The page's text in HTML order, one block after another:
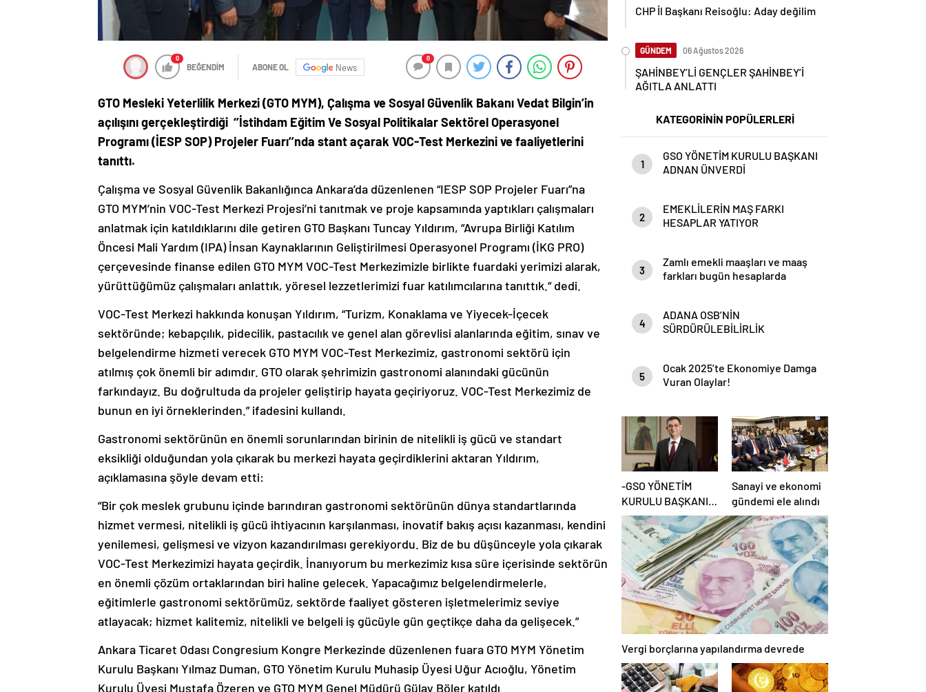
0
BEĞENDİM ABONE OL News
0
GTO Mesleki Yeterlilik Merkezi (GTO MYM), Çalışma ve Sosyal Güvenlik Bakanı Vedat Bilgin’in
açılışını gerçekleştirdiği ‘’İstihdam Eğitim Ve Sosyal Politikalar Sektörel Operasyonel
Programı (İESP SOP) Projeler Fuarı’’nda stant açarak VOC-Test Merkezini ve faaliyetlerini
tanıttı.
Çalışma ve Sosyal Güvenlik Bakanlığınca Ankara’da düzenlenen “IESP SOP Projeler Fuarı”na
GTO MYM’nin VOC-Test Merkezi Projesi’ni tanıtmak ve proje kapsamında yaptıkları çalışmaları
anlatmak için katıldıklarını dile getiren GTO Başkanı Tuncay Yıldırım, “Avrupa Birliği Katılım
Öncesi Mali Yardım (IPA) İnsan Kaynaklarının Geliştirilmesi Operasyonel Programı (İKG PRO)
çerçevesinde finanse edilen GTO MYM VOC-Test Merkezimizle birlikte fuardaki yerimizi alarak,
yürüttüğümüz çalışmaları anlattık, yöresel lezzetlerimizi fuar katılımcılarına tanıttık.“ dedi.
VOC-Test Merkezi hakkında konuşan Yıldırım, “Turizm, Konaklama ve Yiyecek-İçecek
sektöründe; kebapçılık, pidecilik, pastacılık ve genel alan görevlisi alanlarında eğitim, sınav ve
belgelendirme hizmeti verecek GTO MYM VOC-Test Merkezimiz, gastronomi sektörü için
atılmış çok önemli bir adımdır. GTO olarak şehrimizin gastronomi alanındaki gücünün
farkındayız. Bu doğrultuda da projeler geliştirip hayata geçiriyoruz. VOC-Test Merkezimiz de
bunun en iyi örneklerinden.” ifadesini kullandı.
Gastronomi sektörünün en önemli sorunlarından birinin de nitelikli iş gücü ve standart
eksikliği olduğundan yola çıkarak bu merkezi hayata geçirdiklerini aktaran Yıldırım,
açıklamasına şöyle devam etti:
“Bir çok meslek grubunu içinde barındıran gastronomi sektörünün dünya standartlarında
hizmet vermesi, nitelikli iş gücü ihtiyacının karşılanması, inovatif bakış açısı kazanması, kendini
yenilemesi, gelişmesi ve vizyon kazandırılması gerekiyordu. Biz de bu düşünceyle yola çıkarak
VOC-Test Merkezimizi hayata geçirdik. İnanıyorum bu merkezimiz kısa süre içerisinde sektörün
en önemli çözüm ortaklarından biri haline gelecek. Yapacağımız belgelendirmelerle,
eğitimlerle gastronomi sektörümüz, sektörde faaliyet gösteren işletmelerimiz seviye
atlayacak; hizmet kalitemiz, nitelikli ve belgeli iş gücüyle gün geçtikçe daha da gelişecek.”
Ankara Ticaret Odası Congresium Kongre Merkezinde düzenlenen fuara GTO MYM Yönetim
Kurulu Başkanı Yılmaz Duman, GTO Yönetim Kurulu Muhasip Üyesi Uğur Acıoğlu, Yönetim
Kurulu Üyesi Mustafa Özeren ve GTO MYM Genel Müdürü Gülay Böler katıldı.
CHP İl Başkanı Reisoğlu: Aday değilim
GÜNDEM 06 Ağustos 2026
ŞAHİNBEY’Lİ GENÇLER ŞAHİNBEY’İ
AĞITLA ANLATTI
KATEGORİNİN POPÜLERLERİ
1
GSO YÖNETİM KURULU BAŞKANI
ADNAN ÜNVERDİ
2
EMEKLİLERİN MAŞ FARKI
HESAPLAR YATIYOR
3
Zamlı emekli maaşları ve maaş
farkları bugün hesaplarda
4
ADANA OSB’NİN
SÜRDÜRÜLEBİLİRLİK
5
Ocak 2025’te Ekonomiye Damga
Vuran Olaylar!
-GSO YÖNETİM
KURULU BAŞKANI
ADNAN ÜNVERDİ:
Sanayi ve ekonomi
gündemi ele alındı
Vergi borçlarına yapılandırma devrede